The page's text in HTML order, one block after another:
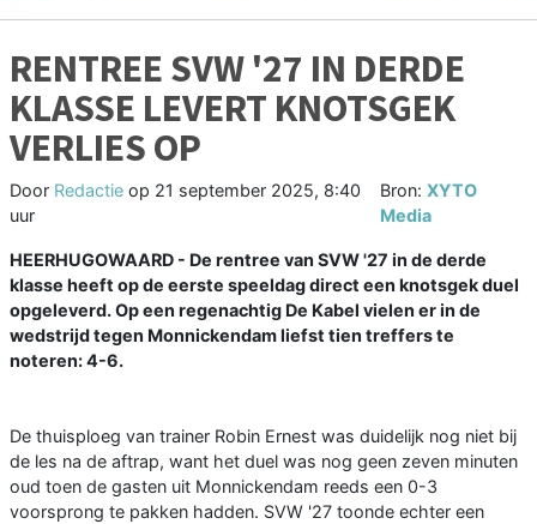
RENTREE SVW '27 IN DERDE
KLASSE LEVERT KNOTSGEK
VERLIES OP
Door Redactie op 21 september 2025, 8:40
uur
Bron: XYTO
Media
HEERHUGOWAARD - De rentree van SVW '27 in de derde
klasse heeft op de eerste speeldag direct een knotsgek duel
opgeleverd. Op een regenachtig De Kabel vielen er in de
wedstrijd tegen Monnickendam liefst tien treffers te
noteren: 4-6.
De thuisploeg van trainer Robin Ernest was duidelijk nog niet bij
de les na de aftrap, want het duel was nog geen zeven minuten
oud toen de gasten uit Monnickendam reeds een 0-3
voorsprong te pakken hadden. SVW '27 toonde echter een